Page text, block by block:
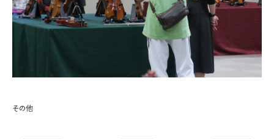
その他